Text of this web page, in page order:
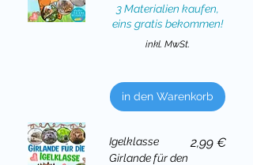
3 Materialien kaufen,
eins gratis bekommen!
inkl. MwSt.
in den Warenkorb
Igelklasse
Girlande für den
Preis
2,99 €